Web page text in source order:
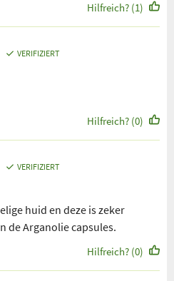
Hilfreich? (1)
VERIFIZIERT
Hilfreich? (0)
VERIFIZIERT
huid en deze is zeker
de Arganolie capsules.
Hilfreich? (0)